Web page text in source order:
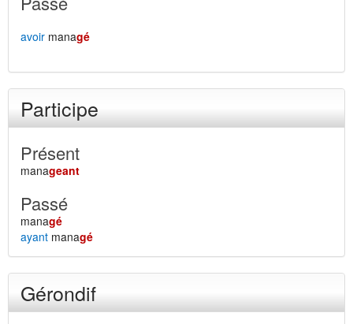
avoir managé
Participe
Présent
manageant
Passé
managé
ayant managé
Gérondif